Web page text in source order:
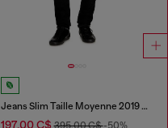
Jeans Slim Taille Moyenne 2019 D-Strukt
197,00 C$395,00 C$-50%